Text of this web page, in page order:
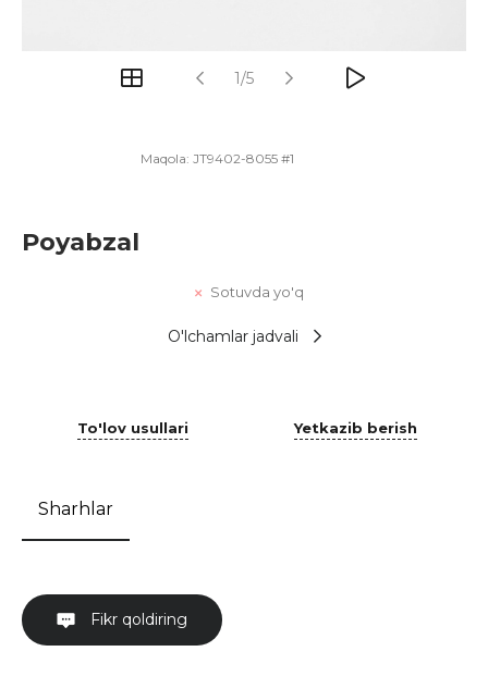
1/5
Maqola: JT9402-8055 #1
Poyabzal
Sotuvda yo'q
O'lchamlar jadvali
To'lov usullari Yetkazib berish
Sharhlar
Fikr qoldiring